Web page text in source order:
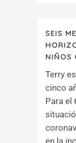
SEIS
NIÑOS
Terry
cinco
Para el
en la